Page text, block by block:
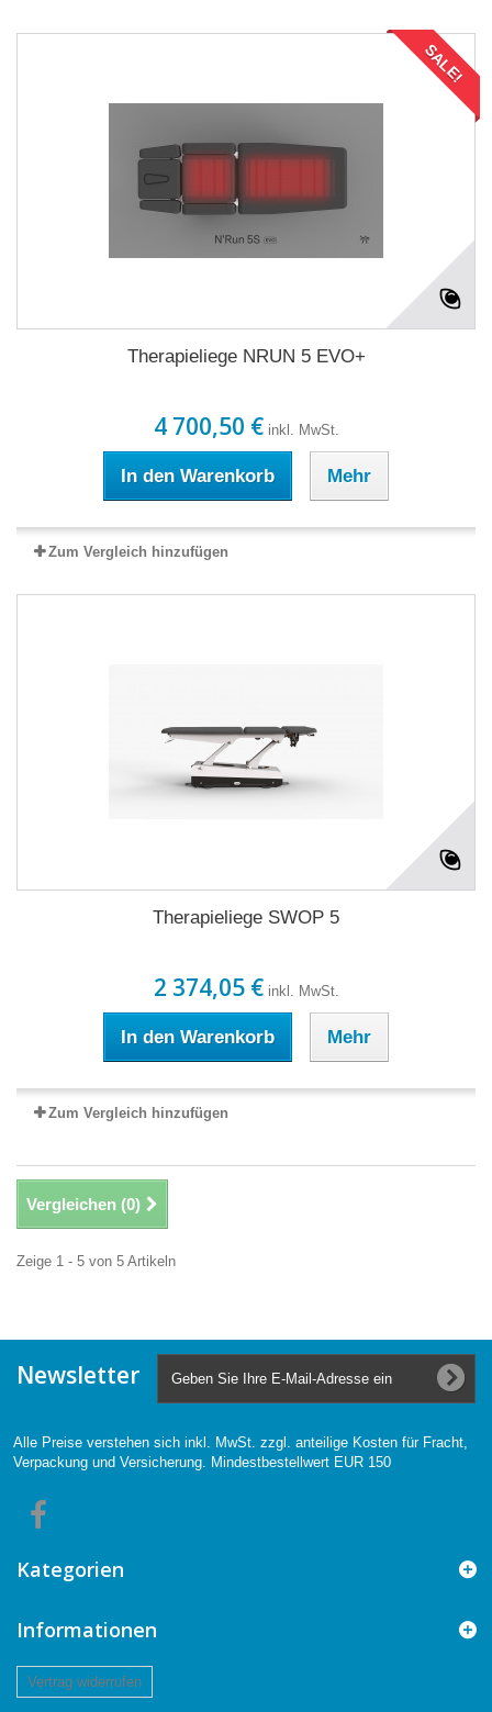
SALE!
Therapieliege NRUN 5 EVO+
4 700,50 €inkl. MwSt.
In den Warenkorb Mehr
Zum Vergleich hinzufügen
Therapieliege SWOP 5
2 374,05 €inkl. MwSt.
In den Warenkorb Mehr
Zum Vergleich hinzufügen
Vergleichen (0)
Zeige 1 - 5 von 5 Artikeln
Newsletter
Alle Preise verstehen sich inkl. MwSt. zzgl. anteilige Kosten für Fracht,
Verpackung und Versicherung. Mindestbestellwert EUR 150
Kategorien
Informationen
Vertrag widerrufen